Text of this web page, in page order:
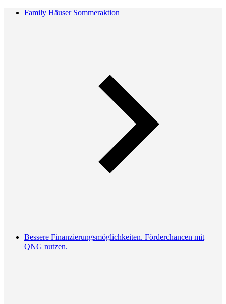
Family Häuser Sommeraktion
Bessere Finanzierungsmöglichkeiten. Förderchancen mit
QNG nutzen.